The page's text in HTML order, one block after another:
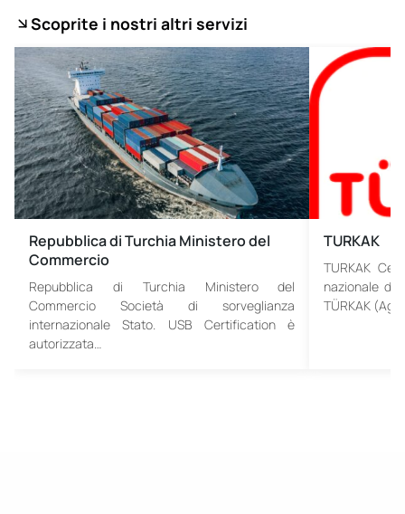
Scoprite i nostri altri servizi
Repubblica di Turchia Ministero del
Commercio
Repubblica di Turchia Ministero del
Commercio Società di sorveglianza
internazionale Stato. USB Certification è
autorizzata…
TURKAK
TURKAK
nazionale di
TÜRKAK